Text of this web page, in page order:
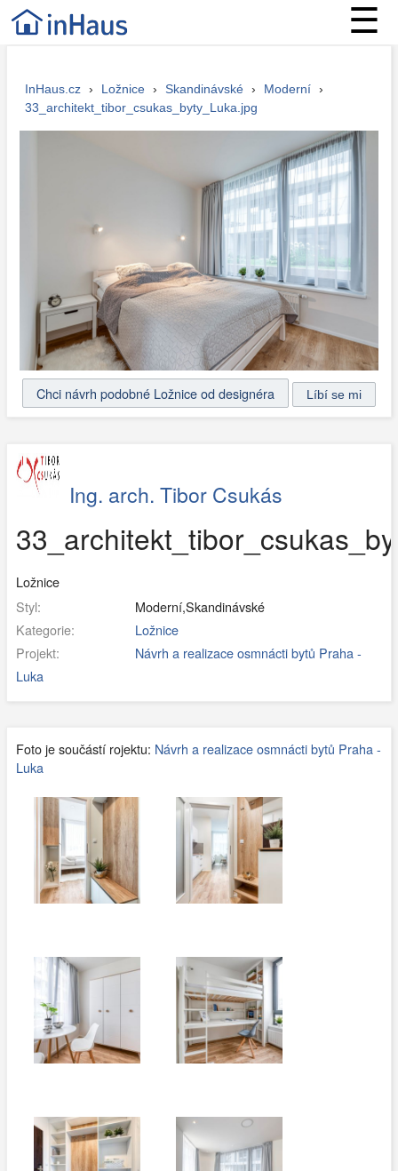
☰
InHaus.cz › Ložnice › Skandinávské › Moderní ›
33_architekt_tibor_csukas_byty_Luka.jpg
Chci návrh podobné Ložnice od designéra
Ing. arch. Tibor Csukás
Ložnice
Styl:
Moderní,Skandinávské
Kategorie:
Ložnice
Projekt:
Návrh a realizace osmnácti bytů Praha -
Luka
Foto je součástí rojektu: Návrh a realizace osmnácti bytů Praha -
Luka